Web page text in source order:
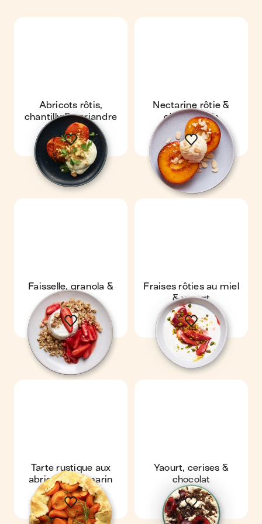
Abricots rôtis,
chantilly & coriandre
Nectarine rôtie &
glace vanille
Faisselle, granola &
fraises
Fraises rôties au miel
& yaourt
Tarte rustique aux
abricots & romarin
Yaourt, cerises &
chocolat